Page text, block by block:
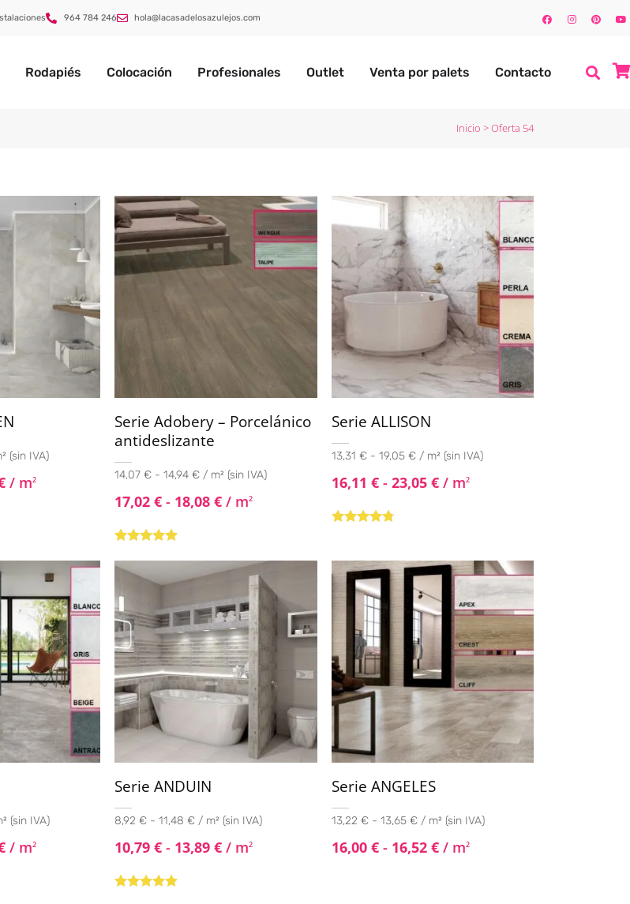
964 784 246 hola@lacasadelosazulejos.com
Rodapiés Colocación Profesionales Outlet Venta por palets Contacto
Inicio >Oferta 54
(sin IVA)
/ m2
Serie Adobery – Porcelánico
antideslizante
14,07 € - 14,94 € / m² (sin IVA)
17,02€ - 18,08€ / m2
5.00
Serie ALLISON
13,31 € - 19,05 € / m² (sin IVA)
16,11 € - 23,05 €/ m2
(sin IVA)
/ m2
Serie ANDUIN
8,92 € - 11,48 € / m² (sin IVA)
10,79€ - 13,89€ / m2
Serie ANGELES
13,22 € - 13,65 € / m² (sin IVA)
16,00 € - 16,52 €/ m2